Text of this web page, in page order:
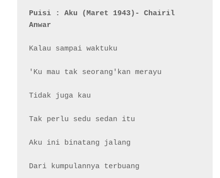
Puisi : Aku (Maret 1943)- Chairil
Anwar
Kalau sampai waktuku
'Ku mau tak seorang'kan merayu
Tidak juga kau
Tak perlu sedu sedan itu
Aku ini binatang jalang
Dari kumpulannya terbuang